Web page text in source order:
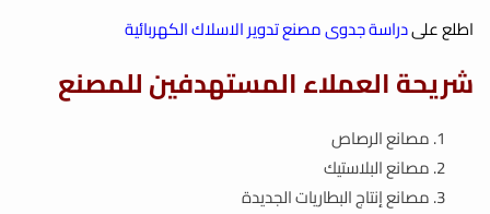
اطلع علىدراسة جدوى مصنع تدوير الاسلاك الكهربائية
شريحة العملاء المستهدفين للمصنع
مصانع الرصاص
مصانع البلاستيك
مصانع إنتاج البطاريات الجديدة